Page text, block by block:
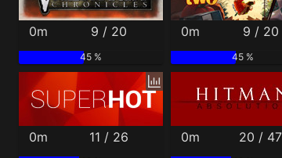
0m 9 / 20
45 %
0m 9 / 20
45 %
0m 11 / 26 0m 20 / 47